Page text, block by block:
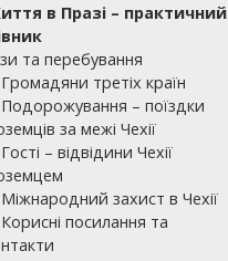
в Празі – практичний
та перебування
Громадяни третіх країн
Подорожування – поїздки
за межі Чехії
Гості – відвідини Чехії
Міжнародний захист в Чехії
Корисні посилання та